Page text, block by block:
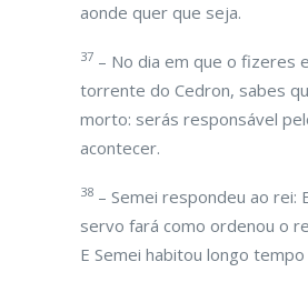
aonde quer que seja.
37 – No dia em que o fizeres
torrente do Cedron, sabes
morto: serás responsável
acontecer.
38 – Semei respondeu ao rei:
servo fará como ordenou o
E Semei habitou longo tempo